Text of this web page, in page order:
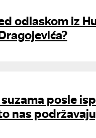
odlaskom iz
posle
nas